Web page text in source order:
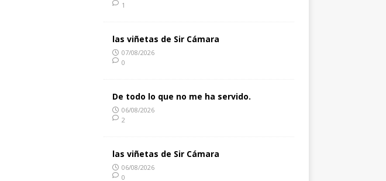
1
las viñetas de Sir Cámara
07/08/2026
0
De todo lo que no me ha servido.
06/08/2026
2
las viñetas de Sir Cámara
06/08/2026
0